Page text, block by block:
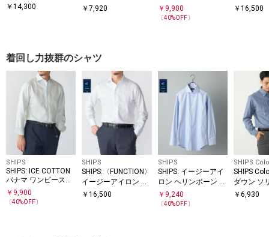
プリ シャツ
￥ 14,300
ANVAS リネンライク
￥7,920 シャツ
￥ 9,900
〔40%OFF〕
ラー ソリ
￥16,500
着回し力抜群のシャツ
SHIPS
SHIPS: ICE COTTON
パナマ ワンピースカ
ラー ソリッド シャツ
￥ 9,900
〔40%OFF〕
SHIPS
SHIPS:〈FUNCTION〉
イージーアイロン ヘ
リンボーン ワンピー
￥16,500
SHIPS
SHIPS: イージーアイ
ロン ヘリンボーン 無
地 ホリゾンタルカラ
ー シャツ
￥ 9,240
〔40%OFF〕
SHIPS
SHIPS
ダウン ソ
シャツ
￥6,930